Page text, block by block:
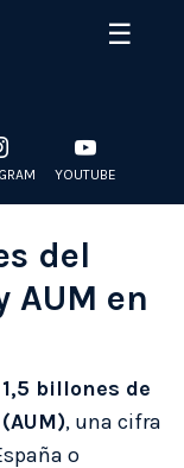
☰
YOUTUBE
del
AUM en
1,5 billones de
, una cifra
o